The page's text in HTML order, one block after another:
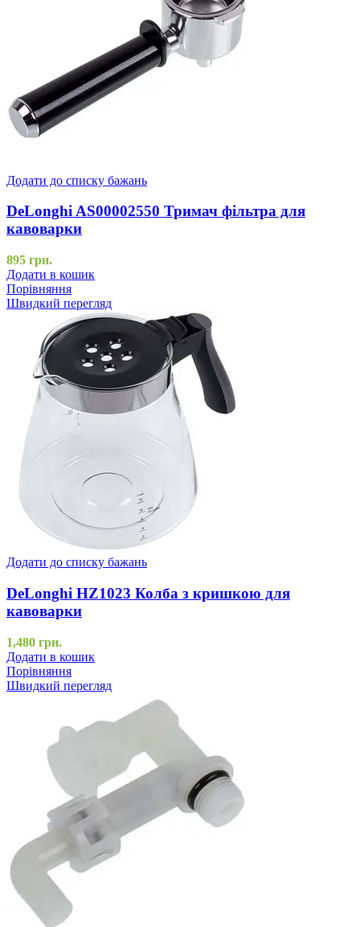
Додати до списку бажань
DeLonghi AS00002550 Тримач фільтра для
кавоварки
895 грн.
Додати в кошик
Порівняння
Швидкий перегляд
Додати до списку бажань
DeLonghi HZ1023 Колба з кришкою для
кавоварки
1,480 грн.
Додати в кошик
Порівняння
Швидкий перегляд